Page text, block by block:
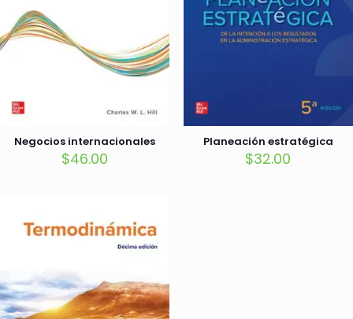
Negocios internacionales
$46.00
Planeación estratégica
$32.00